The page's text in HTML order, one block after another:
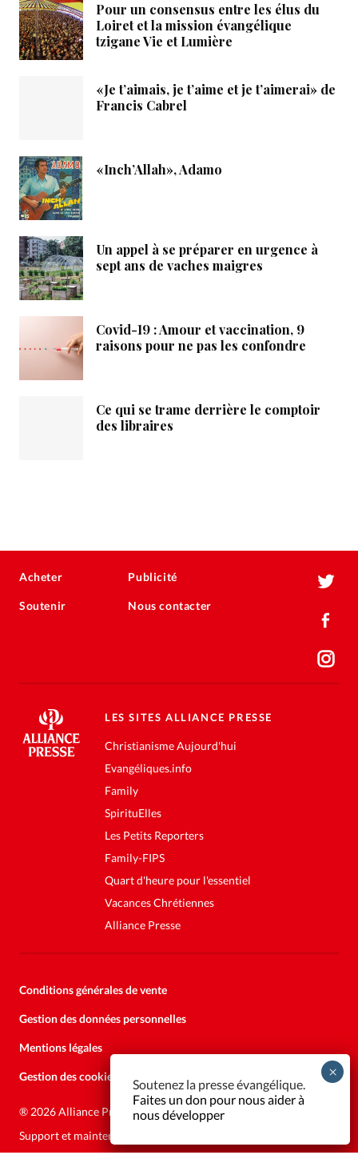
Pour un consensus entre les élus du
Loiret et la mission évangélique
tzigane Vie et Lumière
«Je t’aimais, je t’aime et je t’aimerai» de
Francis Cabrel
«Inch’Allah», Adamo
Un appel à se préparer en urgence à
sept ans de vaches maigres
Covid-19 : Amour et vaccination, 9
raisons pour ne pas les confondre
Ce qui se trame derrière le comptoir
des libraires
Acheter
Soutenir
Publicité
Nous contacter
LES SITES ALLIANCE PRESSE
Christianisme Aujourd'hui
Evangéliques.info
Family
SpirituElles
Les Petits Reporters
Family-FIPS
Quart d'heure pour l'essentiel
Vacances Chrétiennes
Alliance Presse
Conditions générales de vente
Gestion des données personnelles
Mentions légales
Gestion des cookies
® 2026 Alliance Presse
Support et maintenance:
Soutenez la presse évangélique.
Faites un don pour nous aider à
nous développer